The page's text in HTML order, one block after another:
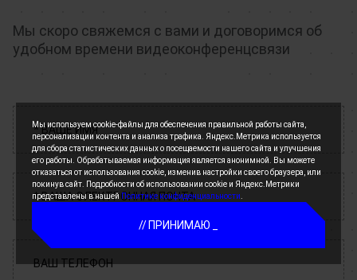
Мы скоро свяжемся с вами и договоримся об
удобном времени видеоконференцсвязи
Мы используем cookie-файлы для обеспечения правильной работы сайта,
персонализации контента и анализа трафика. Яндекс.Метрика используется
для сбора статистических данных о посещаемости нашего сайта и улучшения
его работы. Обрабатываемая информация является анонимной. Вы можете
отказаться от использования cookie, изменив настройки своего браузера, или
покинув сайт. Подробности об использовании cookie и Яндекс.Метрики
представлены в нашейПолитике конфиденциальности
ПРИНИМАЮ